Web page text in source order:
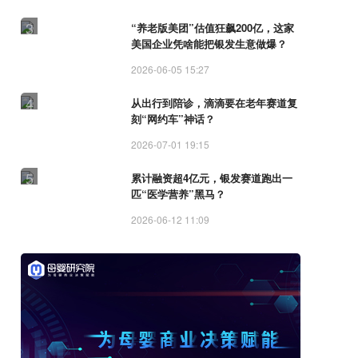
3
“养老版美团”估值狂飙200亿，这家
美国企业凭啥能把银发生意做爆？
2026-06-05 15:27
4
从出行到陪诊，滴滴要在老年赛道复
刻“网约车”神话？
2026-07-01 19:15
5
累计融资超4亿元，银发赛道跑出一
匹“医学营养”黑马？
2026-06-12 11:09